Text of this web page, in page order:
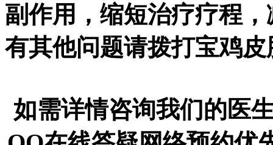
副作用，缩短治疗疗程
有其他问题请拨打宝鸡皮
如需详情咨询我们的医